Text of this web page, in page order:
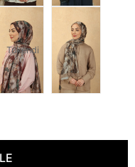
Tükendi